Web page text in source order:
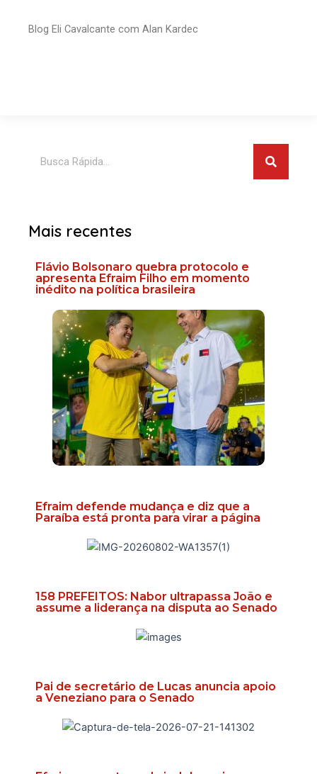
Blog Eli Cavalcante com Alan Kardec
Mais recentes
Flávio Bolsonaro quebra protocolo e
apresenta Efraim Filho em momento
inédito na política brasileira
Efraim defende mudança e diz que a
Paraíba está pronta para virar a página
158 PREFEITOS: Nabor ultrapassa João e
assume a liderança na disputa ao Senado
Pai de secretário de Lucas anuncia apoio
a Veneziano para o Senado